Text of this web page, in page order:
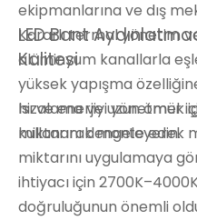
ekipmanlarına ve dış
Kararlı termal yönetim
alüminyum kanallarla
yüksek yapışma
hizalama ve uzun ömür
kullanarak monte edin.
LED Bant
Kalitesi
Isı ve enerjiyi yönetmek
miktarını dengeleyerek
miktarını uygulamaya
ihtiyacı için
doğruluğunun önemli